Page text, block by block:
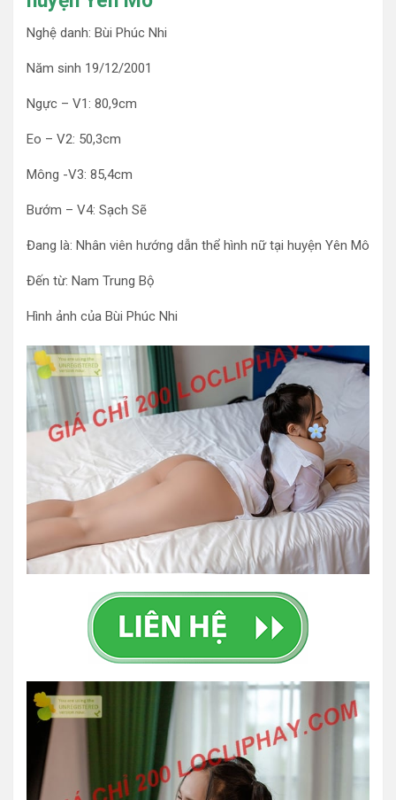
Nghệ danh: Bùi Phúc Nhi
Năm sinh 19/12/2001
Ngực – V1: 80,9cm
Eo – V2: 50,3cm
Mông -V3: 85,4cm
Bướm – V4: Sạch Sẽ
Đang là: Nhân viên hướng dẫn thể hình nữ tại huyện Yên Mô
Đến từ: Nam Trung Bộ
Hình ảnh của Bùi Phúc Nhi